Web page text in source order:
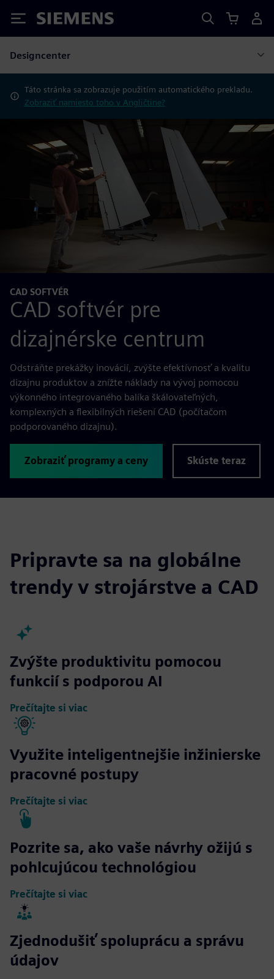
Siemens
Designcenter
Táto stránka sa zobrazuje použitím automatického prekladu.
Zobraziť namiesto toho v Angličtine?
CAD SOFTVÉR
CAD softvér pre
dizajnérske centrum
Odstráňte prekážky inovácií, zvýšte efektívnosť a kvalitu
dizajnu produktov a znížte náklady na vývoj pomocou
výkonného integrovaného balíka škálovateľných,
komplexných a flexibilných riešení CAD (počítačom
podporovaného dizajnu).
Zobraziť programy a ceny Skúste teraz
Pripravte sa na globálne
trendy v strojárstve a CAD
Zvýšte produktivitu pomocou
funkcií s podporou AI
Prečítajte si viac
Využite inteligentnejšie inžinierske
pracovné postupy
Prečítajte si viac
Pozrite sa, ako vaše návrhy ožijú s
pohlcujúcou technológiou
Prečítajte si viac
Zjednodušiť spoluprácu a správu
údajov